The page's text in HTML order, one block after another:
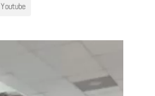
Youtube